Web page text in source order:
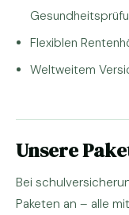
Flexiblen
Weltweitem
Unsere
Bei
Paketen an – alle